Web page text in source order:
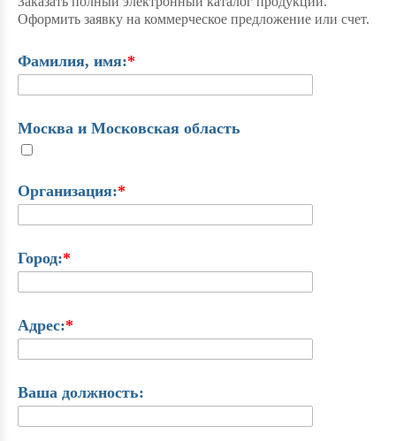
Оформить заявку на коммерческое предложение или счет.
Фамилия, имя:*
Москва и Московская область
Организация:*
Город:*
Адрес:*
Ваша должность: